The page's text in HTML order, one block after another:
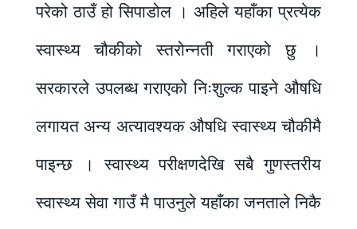
परेको ठाउँ हो सिपाडोल । अहिले यहाँका प्रत्येक
स्वास्थ्य चौकीको स्तरोन्नती गराएको छु ।
सरकारले उपलब्ध गराएको निःशुल्क पाइने औषधि
लगायत अन्य अत्यावश्यक औषधि स्वास्थ्य चौकीमै
पाइन्छ । स्वास्थ्य परीक्षणदेखि सबै गुणस्तरीय
स्वास्थ्य सेवा गाउँ मै पाउनुले यहाँका जनताले निकै